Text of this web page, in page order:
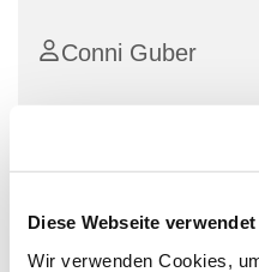
Diese Webseite
Wir verwenden Cookies,
Conni Guber